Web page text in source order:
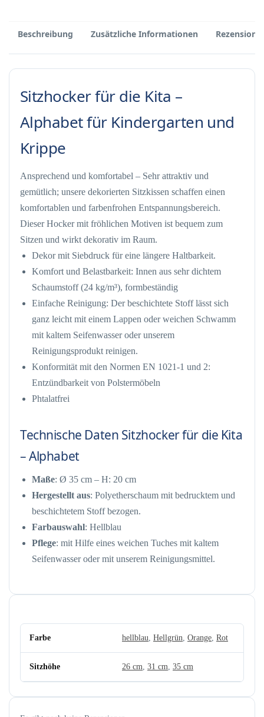
Beschreibung Zusätzliche Informationen
Sitzhocker für die Kita –
Alphabet für Kindergarten und
Krippe
Ansprechend und komfortabel – Sehr attraktiv und
gemütlich; unsere dekorierten Sitzkissen schaffen einen
komfortablen und farbenfrohen Entspannungsbereich.
Dieser Hocker mit fröhlichen Motiven ist bequem zum
Sitzen und wirkt dekorativ im Raum.
Dekor mit Siebdruck für eine längere Haltbarkeit.
Komfort und Belastbarkeit: Innen aus sehr dichtem
Schaumstoff (24 kg/m³), formbeständig
Einfache Reinigung: Der beschichtete Stoff lässt sich
ganz leicht mit einem Lappen oder weichen Schwamm
mit kaltem Seifenwasser oder unserem
Reinigungsprodukt reinigen.
Konformität mit den Normen EN 1021-1 und 2:
Entzündbarkeit von Polstermöbeln
Phtalatfrei
Technische Daten Sitzhocker für die Kita
– Alphabet
Maße: Ø 35 cm – H: 20 cm
Hergestellt aus: Polyetherschaum mit bedrucktem und
beschichtetem Stoff bezogen.
Farbauswahl: Hellblau
Pflege: mit Hilfe eines weichen Tuches mit kaltem
Seifenwasser oder mit unserem Reinigungsmittel.
Farbe hellblau, Hellgrün, Orange, Rot
Sitzhöhe 26 cm, 31 cm, 35 cm